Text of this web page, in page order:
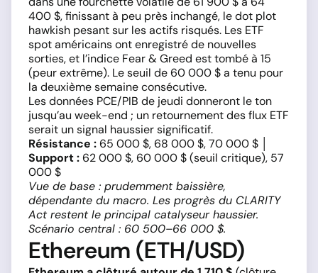
400 $, finissant à peu près inchangé, le dot plot
hawkish pesant sur les actifs risqués. Les ETF
spot américains ont enregistré de nouvelles
sorties, et l’indice Fear & Greed est tombé à 15
(peur extrême). Le seuil de 60 000 $ a tenu pour
la deuxième semaine consécutive.
Les données PCE/PIB de jeudi donneront le ton
jusqu’au week-end ; un retournement des flux ETF
serait un signal haussier significatif.
Résistance : 65 000 $, 68 000 $, 70 000 $ │
Support : 62 000 $, 60 000 $ (seuil critique), 57
000 $
Vue de base : prudemment baissière,
dépendante du macro. Les progrès du CLARITY
Act restent le principal catalyseur haussier.
Scénario central : 60 500–66 000 $.
Ethereum (ETH/USD)